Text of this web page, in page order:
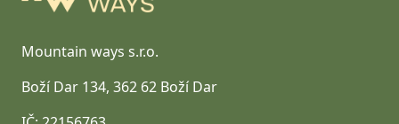
Mountain ways s.r.o.
Boží Dar 134, 362 62 Boží Dar